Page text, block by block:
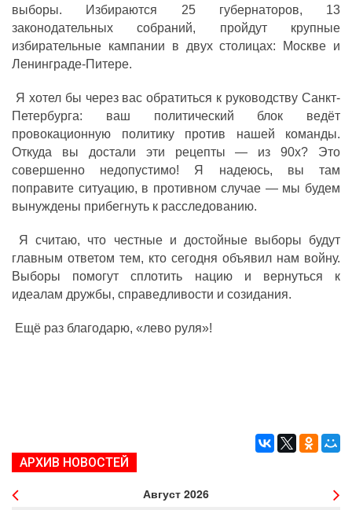
выборы. Избираются 25 губернаторов, 13
законодательных собраний, пройдут крупные
избирательные кампании в двух столицах: Москве и
Ленинграде-Питере.
Я хотел бы через вас обратиться к руководству Санкт-
Петербурга: ваш политический блок ведёт
провокационную политику против нашей команды.
Откуда вы достали эти рецепты — из 90х? Это
совершенно недопустимо! Я надеюсь, вы там
поправите ситуацию, в противном случае — мы будем
вынуждены прибегнуть к расследованию.
Я считаю, что честные и достойные выборы будут
главным ответом тем, кто сегодня объявил нам войну.
Выборы помогут сплотить нацию и вернуться к
идеалам дружбы, справедливости и созидания.
Ещё раз благодарю, «лево руля»!
АРХИВ НОВОСТЕЙ
Август 2026